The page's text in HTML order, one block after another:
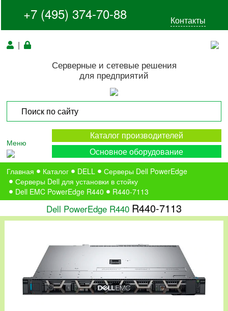
+7 (495) 374-70-88 Контакты
|
Серверные и сетевые решения
для предприятий
Меню
Каталог производителей
Основное оборудование
Главная Каталог DELL
Серверы Dell PowerEdge
Серверы Dell для установки в стойку
Dell EMC PowerEdge R440
R440-7113
Dell PowerEdge R440 R440-7113